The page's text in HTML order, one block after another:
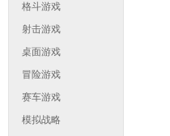
格斗游戏
射击游戏
桌面游戏
冒险游戏
赛车游戏
模拟战略